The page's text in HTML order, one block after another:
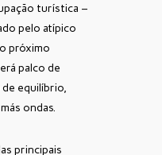
turística –
pelo atípico
próximo
palco de
equilíbrio,
ondas.
principais